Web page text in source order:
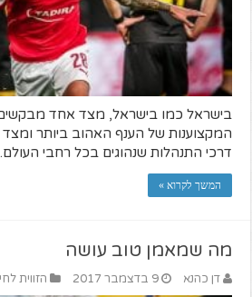
בישראל כמו בישראל, מצד אחד
המקצוענות של הענף האהוב ביותר
דרכי התנהלות שנהוגים בכל רחבי העולם.
המשך לקרוא »
מה שמאמן טוב עושה
דן כהנא 9 בדצמבר 2017 הזווית